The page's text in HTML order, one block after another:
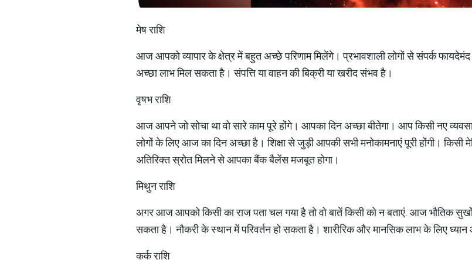
मेष राशि
आज आपको व्यापार के क्षेत्र में बहुत अच्छे परिणाम मिलेंगे। प्रभावशाली लोगों से संपर्क फायदेमंद
अच्छा लाभ मिल सकता है। संपत्ति या वाहन की बिक्री या खरीद संभव है।
वृषभ राशि
आज आपने जो सोचा था वो सारे काम पूरे होंगे। आपका दिन अच्छा बीतेगा। आप किसी नए
लोगों के लिए आज का दिन अच्छा है। शिक्षा से जुड़ी आपकी सभी मनोकामनाएं पूरी होंगी। किसी
अतिरिक्त स्रोत मिलने से आपका बैंक बैलेंस मजबूत होगा।
मिथुन राशि
अगर आज आपको किसी का राज पता चल गया है तो वो बातें किसी को न बताएं. आज भौतिक
सकता है। नौकरी के स्थान में परिवर्तन हो सकता है। शारीरिक और मानसिक लाभ के लिए ध्यान
कर्क राशि